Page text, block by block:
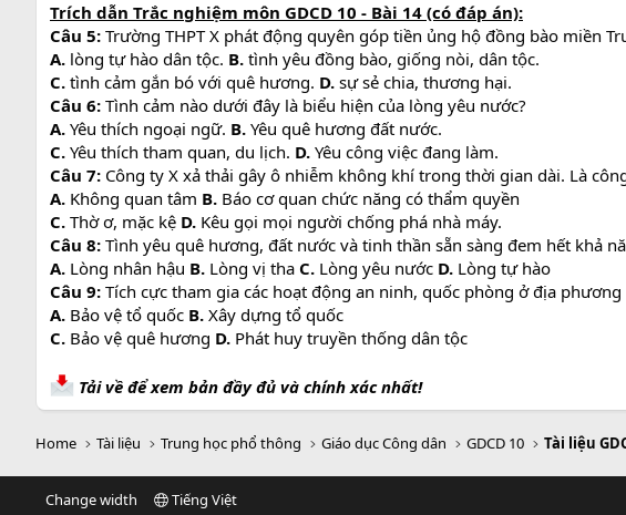
Trích dẫn Trắc nghiệm môn GDCD 10 - Bài 14 (có đáp án):
Câu 5: Trường THPT X phát động quyên góp tiền ủng hộ đồng bào miền
A. lòng tự hào dân tộc. B. tình yêu đồng bào, giống nòi, dân tộc.
C. tình cảm gắn bó với quê hương. D. sự sẻ chia, thương hại.
Câu 6: Tình cảm nào dưới đây là biểu hiện của lòng yêu nước?
A. Yêu thích ngoại ngữ. B. Yêu quê hương đất nước.
C. Yêu thích tham quan, du lịch. D. Yêu công việc đang làm.
Câu 7: Công ty X xả thải gây ô nhiễm không khí trong thời gian dài. Là
A. Không quan tâm B. Báo cơ quan chức năng có thẩm quyền
C. Thờ ơ, mặc kệ D. Kêu gọi mọi người chống phá nhà máy.
Câu 8: Tình yêu quê hương, đất nước và tinh thần sẵn sàng đem hết khả
A. Lòng nhân hậu B. Lòng vị tha C. Lòng yêu nước D. Lòng tự hào
Câu 9: Tích cực tham gia các hoạt động an ninh, quốc phòng ở địa
A. Bảo vệ tổ quốc B. Xây dựng tổ quốc
C. Bảo vệ quê hương D. Phát huy truyền thống dân tộc
Tải về để xem bản đầy đủ và chính xác nhất!
Home Tài liệu Trung học phổ thông Giáo dục Công dân GDCD 10 Tài liệu
Change width Tiếng Việt